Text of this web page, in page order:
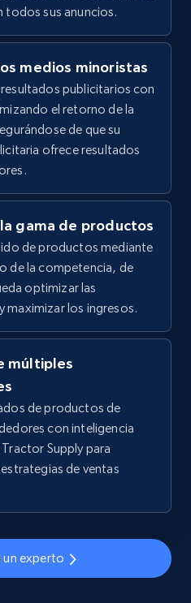
percent, and more.
shop products
Currency, Initial
percent, and more.
Comenzar ahora
records by shop url
Currency, Initial
percent, and more.
Comenzar ahora
Description, Detailed
todos sus anuncios.
medios minoristas
publicitarios con
el retorno de la
de que su
ofrece resultados
gama de productos
de productos mediante
de la competencia, de
optimizar las
maximizar los ingresos.
múltiples
de productos de
con inteligencia
Supply para
de ventas
un experto